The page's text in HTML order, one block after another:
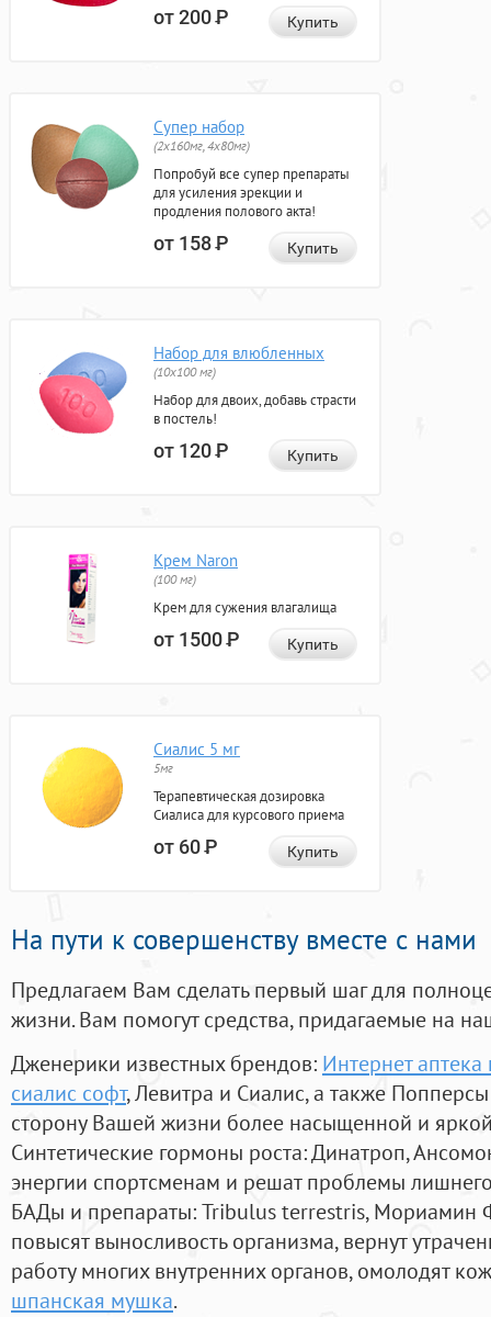
от 200Р Купить
Супер набор
(2х160мг, 4х80мг)
Попробуй все супер препараты
для усиления эрекции и
продления полового акта!
от 158Р Купить
Набор для влюбленных
(10х100 мг)
Набор для двоих, добавь страсти
в постель!
от 120Р Купить
Крем Naron
(100 мг)
Крем для сужения влагалища
от 1500Р Купить
Сиалис 5 мг
5мг
Терапевтическая дозировка
Сиалиса для курсового приема
от 60Р Купить
На пути к совершенству вместе с нами
Предлагаем Вам сделать первый шаг для
жизни. Вам помогут средства, придагаемые на
Дженерики известных брендов: Интернет аптека
сиалис софт, Левитра и Сиалис, а также
сторону Вашей жизни более насыщенной и
Синтетические гормоны роста: Динатроп,
энергии спортсменам и решат проблемы
БАДы и препараты:Tribulus terrestris, Мориамин
повысят выносливость организма, вернут
работу многих внутренних органов, омолодят
шпанская мушка.